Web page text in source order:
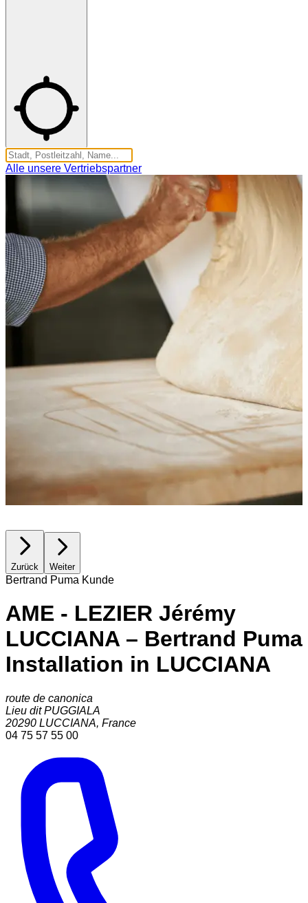
Alle unsere Vertriebspartner
Zurück Weiter
Bertrand Puma Kunde
AME - LEZIER Jérémy
LUCCIANA – Bertrand Puma
Installation in LUCCIANA
route de canonica
Lieu dit PUGGIALA
20290 LUCCIANA, France
04 75 57 55 00